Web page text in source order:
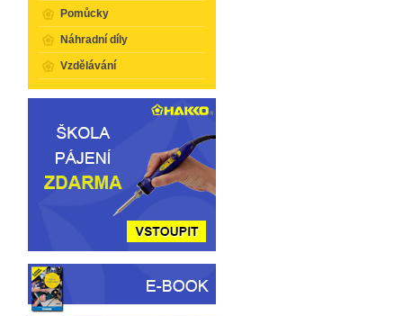
Pomůcky
Náhradní díly
Vzdělávání